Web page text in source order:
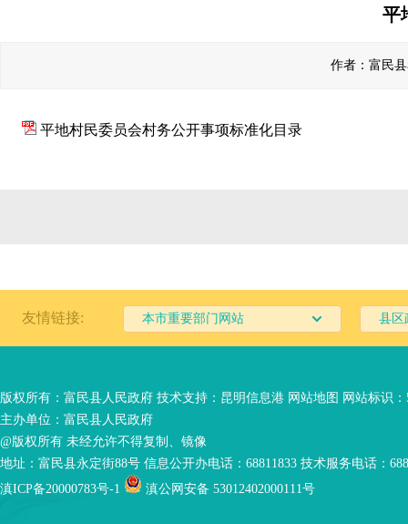
平
作者：富民
平地村民委员会村务公开事项标准化目录
友情链接: 本市重要部门网站 县区
版权所有：富民县人民政府 技术支持： 昆明信息港 网站地图 网站标识：
主办单位：富民县人民政府
@版权所有 未经允许不得复制、镜像
地址：富民县永定街88号 信息公开办电话：68811833 技术服务电话：
滇ICP备20000783号-1
滇公网安备 53012402000111号